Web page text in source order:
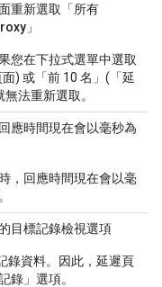
重新選取「所有
」
您在下拉式選單中選取
) 或「前 10 名」 (「延
法重新選取。
應時間現在會以毫秒為
，回應時間現在會以毫
目標記錄檢視選項
錄資料。因此，延遲頁
錄」選項。